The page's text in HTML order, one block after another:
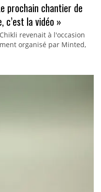
prochain chantier de
la vidéo »
revenait à l'occasion
organisé par Minted,